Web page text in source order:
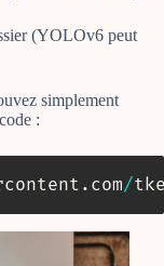
(YOLOv6 peut
simplement
:
. com/